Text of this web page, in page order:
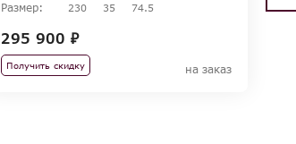
Размер: 230 35 74.5
295 900 ₽
Получить скидку на заказ